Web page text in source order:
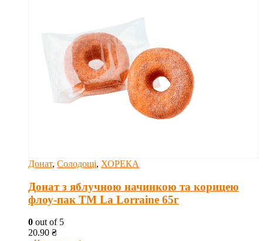
Донат, Солодощі, ХОРЕКА
Донат з яблучною начинкою та корицею
флоу-пак ТМ La Lorraine 65г
0 out of 5
20.90 ₴